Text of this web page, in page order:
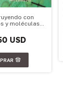
con
y moléculas
USD